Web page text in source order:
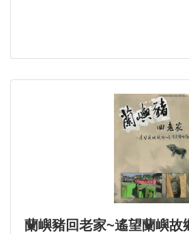
蘭嶼豬回老家~遙望蘭嶼故